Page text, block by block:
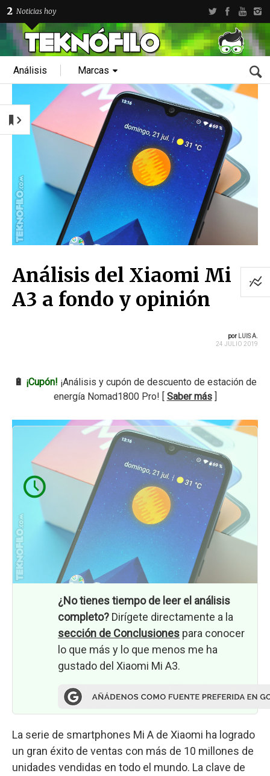
2 Noticias hoy
Análisis Marcas
Análisis del Xiaomi Mi
A3 a fondo y opinión
por LUIS A.
24 JULIO 2019
🔋 ¡Cupón! ¡Análisis y cupón de descuento de estación de
energía Nomad1800 Pro! [ Saber más]
¿No tienes tiempo de leer el análisis
completo? Dirígete directamente a la
sección de Conclusiones para conocer
lo que más y lo que menos me ha
gustado del Xiaomi Mi A3.
La serie de smartphones Mi A de Xiaomi ha logrado
un gran éxito de ventas con más de 10 millones de
unidades vendidas en todo el mundo. La clave de